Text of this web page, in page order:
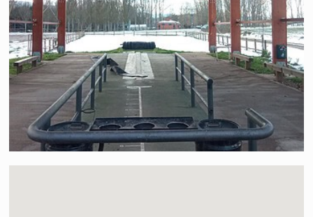
2009
Cpto. España Veteranos “A”
MIGUEL A. MARTÍNEZ
2009
Cpto. España Veteranos “B”
FRANCISCO CANO RUIZ